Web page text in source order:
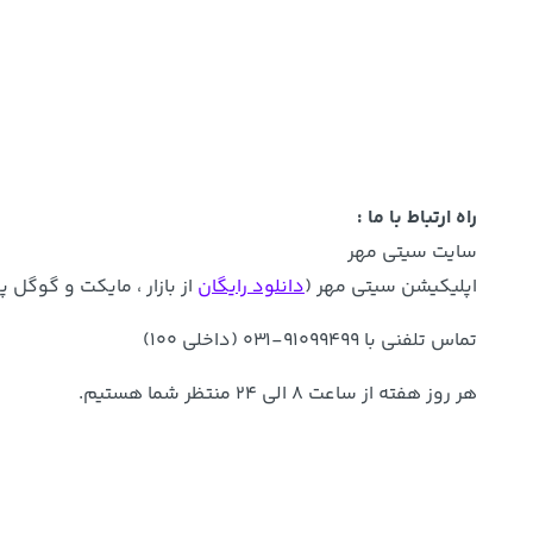
راه ارتباط با ما :
سایت سیتی مهر
اپلیکیشن سیتی مهر (دانلود رایگان از بازار ، مایکت و گوگل
تماس تلفنی با ۹۱۰۹۹۴۹۹-۰۳۱ (داخلی ۱۰۰)
هر روز هفته از ساعت ۸ الی ۲۴ منتظر شما هستیم.